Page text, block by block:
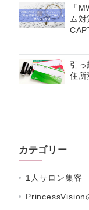
「
ム
引
住所
カテゴリー
1人サロン集客
PrincessVision